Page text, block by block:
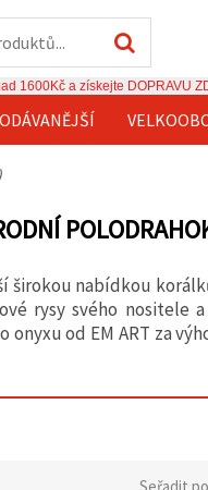
1600Kč a získejte DOPRAVU
širokou nabídkou
rysy svého
onyxu od EM ART za
Seřadit